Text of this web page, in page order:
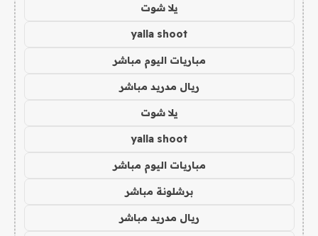
يلا شوت
yalla shoot
مباريات اليوم مباشر
ريال مدريد مباشر
يلا شوت
yalla shoot
مباريات اليوم مباشر
برشلونة مباشر
ريال مدريد مباشر